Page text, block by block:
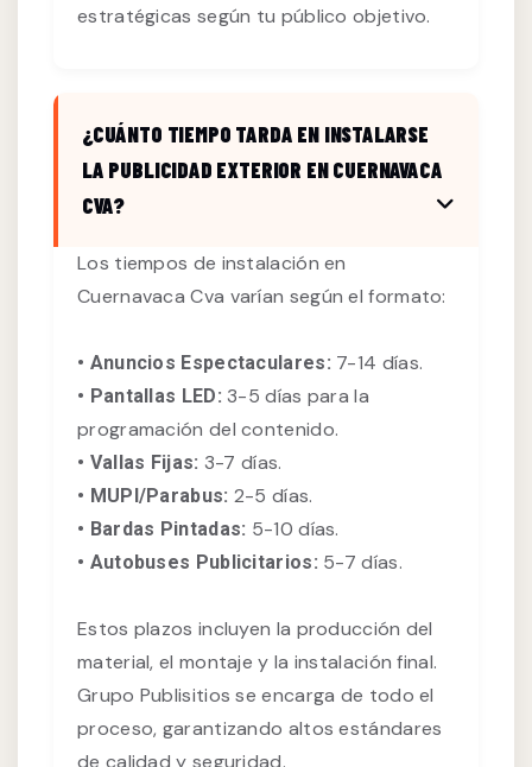
estratégicas según tu público objetivo.
¿CUÁNTO TIEMPO TARDA EN INSTALARSE
LA PUBLICIDAD EXTERIOR EN CUERNAVACA
CVA?
Los tiempos de instalación en
Cuernavaca Cva varían según el formato:
• Anuncios Espectaculares: 7-14 días.
• Pantallas LED: 3-5 días para la
programación del contenido.
• Vallas Fijas: 3-7 días.
• MUPI/Parabus: 2-5 días.
• Bardas Pintadas: 5-10 días.
• Autobuses Publicitarios: 5-7 días.
Estos plazos incluyen la producción del
material, el montaje y la instalación final.
Grupo Publisitios se encarga de todo el
proceso, garantizando altos estándares